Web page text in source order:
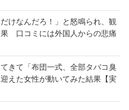
けなんだろ！」と怒鳴られ、観
口コミには外国人からの悲痛
きて「布団一式、全部タバコ臭
えた女性が動いてみた結果【実